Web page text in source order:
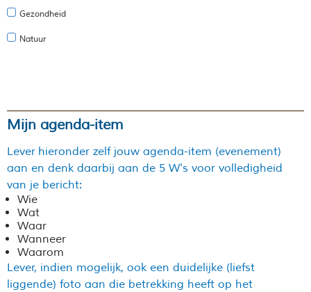
Gezondheid
Natuur
Mijn agenda-item
Lever hieronder zelf jouw agenda-item (evenement)
aan en denk daarbij aan de 5 W's voor volledigheid
van je bericht:
Wie
Wat
Waar
Wanneer
Waarom
Lever, indien mogelijk, ook een duidelijke (liefst
liggende) foto aan die betrekking heeft op het